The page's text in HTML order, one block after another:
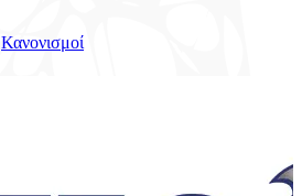
Κανονισμοί